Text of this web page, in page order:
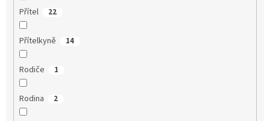
Přítel 22
Přítelkyně 14
Rodiče 1
Rodina 2